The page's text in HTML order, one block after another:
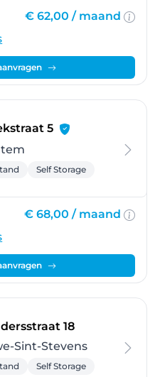
€ 62,00 / maand
5- Zaventem
Self Storage
€ 68,00 / maand
18- Woluwe-
Sint-Stevens
Self Storage